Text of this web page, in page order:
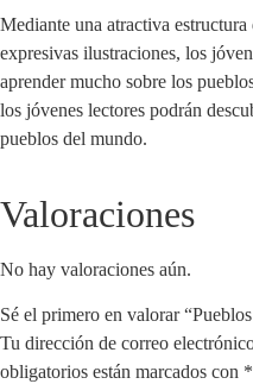
Mediante una atractiva estructura
expresivas ilustraciones, los
aprender mucho sobre los
los jóvenes lectores podrán
pueblos del mundo.
Valoraciones
No hay valoraciones aún.
Sé el primero en valorar
Tu dirección de correo
obligatorios están marcados con *